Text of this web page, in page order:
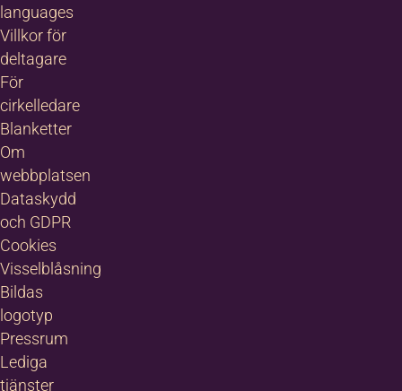
languages
Villkor för
deltagare
För
cirkelledare
Blanketter
Om
webbplatsen
Dataskydd
och GDPR
Cookies
Visselblåsning
Bildas
logotyp
Pressrum
Lediga
tjänster